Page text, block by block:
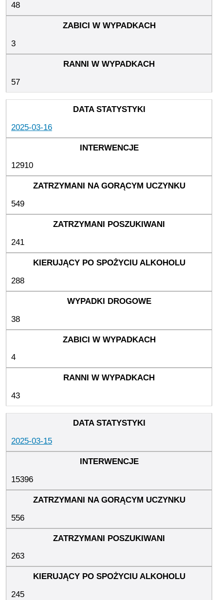
48
3
57
2025-03-16
12910
549
241
288
38
4
43
2025-03-15
15396
556
263
245